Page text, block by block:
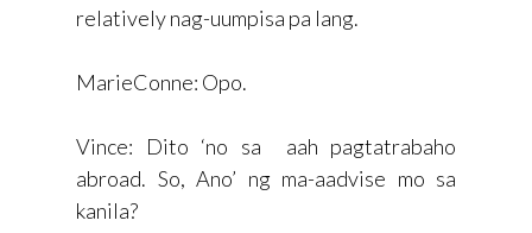
relatively nag-uumpisa pa lang.
MarieConne: Opo.
Vince: Dito ‘no sa aah pagtatrabaho
abroad. So, Ano’ ng ma-aadvise mo sa
kanila?